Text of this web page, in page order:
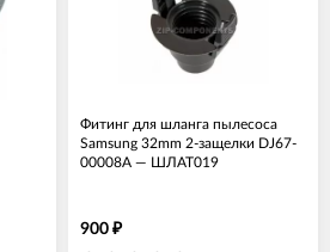
Фитинг для шланга пылесоса
Samsung 32mm 2-защелки DJ67-
00008A — ШЛАТ019
900 ₽